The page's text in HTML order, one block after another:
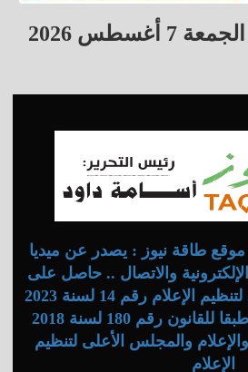
2026
طاقة نيوز : يصدر عن ميديا
والاتصال .. حاصل على
ترخيص المجلس الأعلى لتنظيم الإعلام رقم 14 لسنة 2023
ويعمل وفقا لقراراته وطبقا للقانون رقم 180 لسنة 2018
والمجلس الأعلى لتنظيم
الإعلام